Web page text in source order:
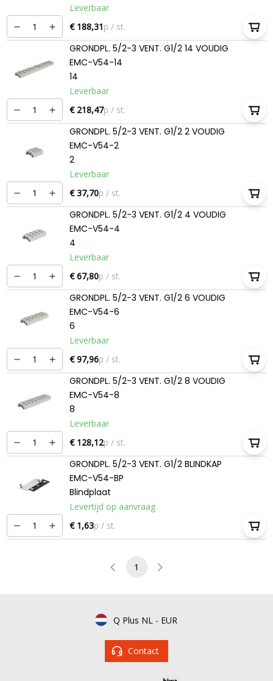
Leverbaar
€ 188,31p / st.
GRONDPL. 5/2-3 VENT. G1/2 14 VOUDIG
EMC-V54-14
14
Leverbaar
€ 218,47p / st.
GRONDPL. 5/2-3 VENT. G1/2 2 VOUDIG
EMC-V54-2
2
Leverbaar
€ 37,70p / st.
GRONDPL. 5/2-3 VENT. G1/2 4 VOUDIG
EMC-V54-4
4
Leverbaar
€ 67,80p / st.
GRONDPL. 5/2-3 VENT. G1/2 6 VOUDIG
EMC-V54-6
6
Leverbaar
€ 97,96p / st.
GRONDPL. 5/2-3 VENT. G1/2 8 VOUDIG
EMC-V54-8
8
Leverbaar
€ 128,12p / st.
GRONDPL. 5/2-3 VENT. G1/2 BLINDKAP
EMC-V54-BP
Blindplaat
Levertijd op aanvraag
€ 1,63p / st.
1
Q Plus NL - EUR
Contact